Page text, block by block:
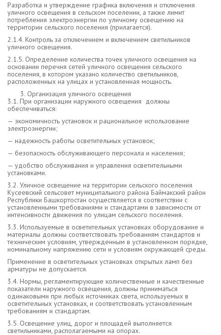
Разработка и утверждение графика включения и отключения
уличного освещения в сельском поселении, а также лимит
потребления электроэнергии по уличному освещению на
территории сельского поселения (прилагается).
2.1.4. Контроль за отключением и включением светильников
уличного освещения.
2.1.5. Определение количества точек уличного освещения на
основании перечня сетей уличного освещения сельского
поселения, в котором указано количество светильников,
расположенных на улицах и установленная мощность.
Организация уличного освещения
3.1. При организации наружного освещения должны
обеспечиваться:
— экономичность установок и рациональное использование
электроэнергии;
— надежность работы осветительных установок;
— безопасность обслуживающего персонала и населения;
— удобство обслуживания и управления осветительными
установками.
3.2. Уличное освещение на территории сельского поселения
Кусеевский сельсовет муниципального района Баймакский район
Республики Башкортостан осуществляется в соответствии с
установленными требованиями и стандартами в зависимости от
интенсивности движения по улицам сельского поселения.
3.3. Используемые в осветительных установках оборудование и
материалы должны соответствовать требованиям стандартов и
техническим условиям, утвержденным в установленном порядке,
номинальному напряжению сети и условиям окружающей среды.
Применение в осветительных установках открытых ламп без
арматуры не допускается.
3.4. Нормы, регламентирующие количественные и качественные
показатели наружного освещения, должны приниматься
одинаковыми при любых источниках света, используемых в
осветительных установках, и соответствовать установленным
требованиям и стандартам.
3.5. Освещение улиц, дорог и площадей выполняется
светильниками, располагаемыми на опорах.